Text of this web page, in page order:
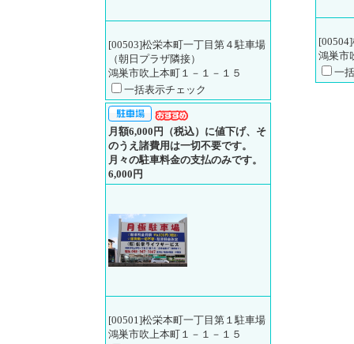
[00503]松栄本町一丁目第４駐車場
（朝日プラザ隣接）
鴻巣市吹上本町１－１－１５
一括表示チェック
鴻巣市
一
月額6,000円（税込）に値下げ、そ
のうえ諸費用は一切不要です。
月々の駐車料金の支払のみです。
6,000円
[00501]松栄本町一丁目第１駐車場
鴻巣市吹上本町１－１－１５